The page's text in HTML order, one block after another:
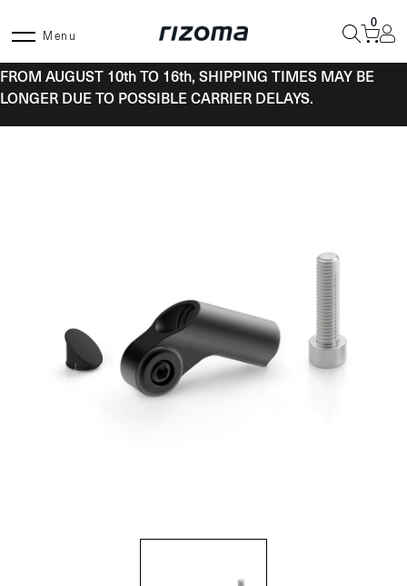
Menu
0
FROM AUGUST 10th TO 16th, SHIPPING TIMES MAY BE
LONGER DUE TO POSSIBLE CARRIER DELAYS.